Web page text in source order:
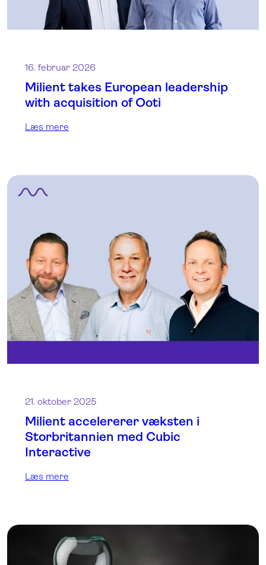
16. februar 2026
Milient takes European leadership
with acquisition of Ooti
Læs mere
21. oktober 2025
Milient accelererer væksten i
Storbritannien med Cubic
Interactive
Læs mere